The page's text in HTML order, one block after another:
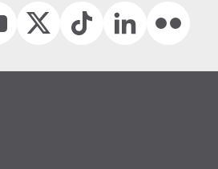
(Antigo
(link
Tiktok
(link
em
LinkedIn
(link
em
(link
em